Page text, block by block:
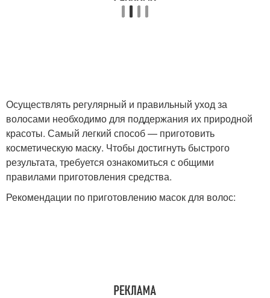
Осуществлять регулярный и правильный уход за
волосами необходимо для поддержания их природной
красоты. Самый легкий способ — приготовить
косметическую маску. Чтобы достигнуть быстрого
результата, требуется ознакомиться с общими
правилами приготовления средства.
Рекомендации по приготовлению масок для волос: